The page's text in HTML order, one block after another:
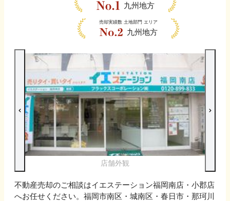
九州地方
売却実績数 土地部門 エリア
九州地方
店舗外観
不動産売却のご相談はイエステーション福岡南店・小郡店
へお任せください。福岡市南区・城南区・春日市・那珂川